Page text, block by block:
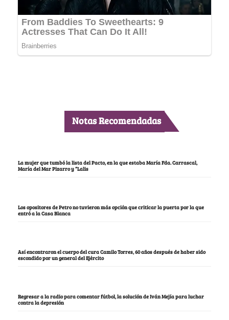
Notas Recomendadas
La mujer que tumbó la lista del Pacto, en la que estaba María Fda. Carrascal,
María del Mar Pizarro y “Lalis
Los opositores de Petro no tuvieron más opción que criticar la puerta por la que
entró a la Casa Blanca
Así encontraron el cuerpo del cura Camilo Torres, 60 años después de haber sido
escondido por un general del Ejército
Regresar a la radio para comentar fútbol, la solución de Iván Mejía para luchar
contra la depresión